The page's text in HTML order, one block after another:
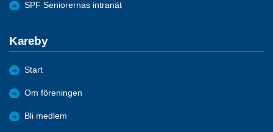
SPF Seniorernas intranät
Kareby
Start
Om föreningen
Bli medlem